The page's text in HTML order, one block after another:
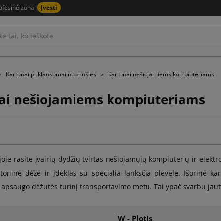
zona Įvesti
Kartonai priklausomai nuo rūšies Kartonai nešiojamiems kompiuteriams
nešiojamiems kompiuteriams
rasite įvairių dydžių tvirtas nešiojamųjų kompiuterių ir
dėžė ir įdėklas su specialia lanksčia plėvele. Išorinė
dėžutės turinį transportavimo metu. Tai ypač svarbu
W - Plotis